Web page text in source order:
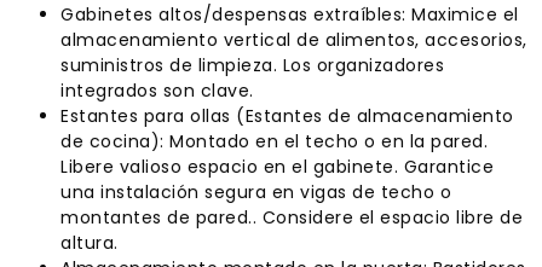
Gabinetes altos/despensas extraíbles: Maximice el
almacenamiento vertical de alimentos, accesorios,
suministros de limpieza. Los organizadores
integrados son clave.
Estantes para ollas (Estantes de almacenamiento
de cocina): Montado en el techo o en la pared.
Libere valioso espacio en el gabinete. Garantice
una instalación segura en vigas de techo o
montantes de pared.. Considere el espacio libre de
altura.